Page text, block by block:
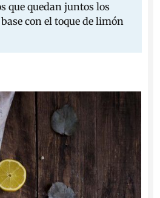
que quedan juntos los
con el toque de limón